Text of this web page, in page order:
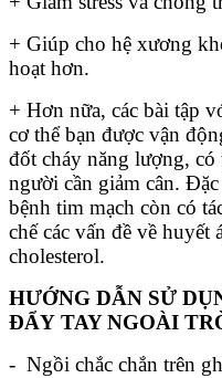
+ Giúp cho hệ xương
hoạt hơn.
+ Hơn nữa, các bài tập
cơ thể bạn được vận
đốt cháy năng lượng,
người cần giảm cân.
bệnh tim mạch còn có
chế các vấn đề về huyết
cholesterol.
HƯỚNG DẪN SỬ
ĐẨY TAY NGOÀI
- Ngồi chắc chắn trên